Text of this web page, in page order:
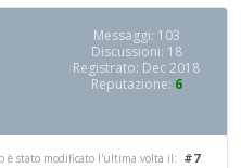
Messaggi: 103
Discussioni: 18
Registrato: Dec 2018
Reputazione: 6
#7
è stato modificato l'ultima volta il: